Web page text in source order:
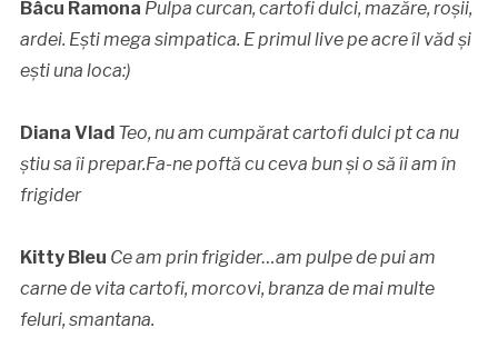
Bâcu Ramona Pulpa curcan, cartofi dulci, mazăre, roșii,
ardei. Ești mega simpatica. E primul live pe acre îl văd și
ești una loca:)
Diana Vlad Teo, nu am cumpărat cartofi dulci pt ca nu
știu sa îi prepar.Fa-ne poftă cu ceva bun și o să îi am în
frigider
Kitty Bleu Ce am prin frigider…am pulpe de pui am
carne de vita cartofi, morcovi, branza de mai multe
feluri, smantana.